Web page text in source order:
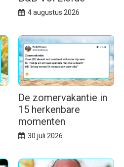
4 augustus 2026
De zomervakantie in
15 herkenbare
momenten
30 juli 2026